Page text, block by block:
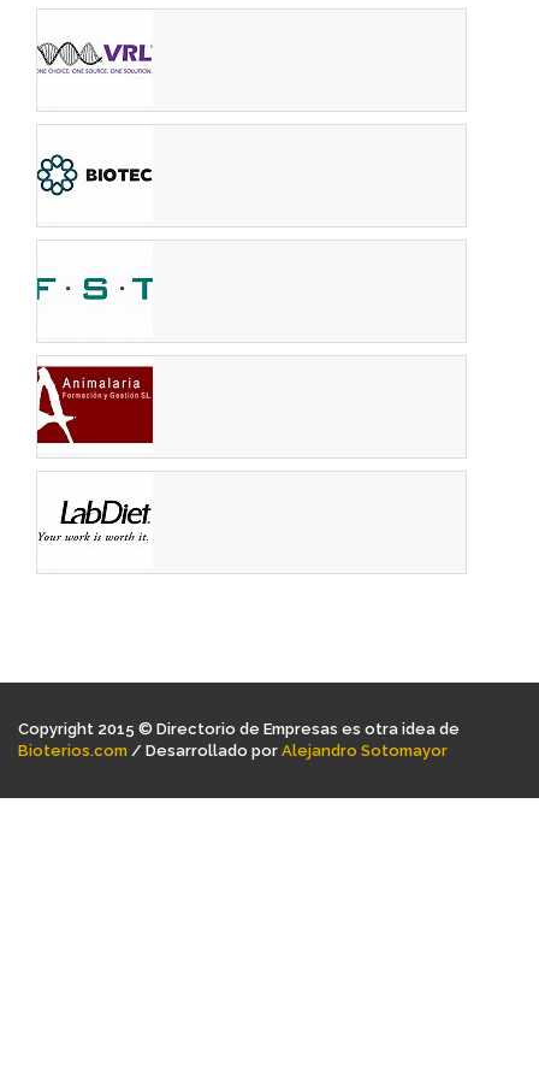
Copyright 2015 © Directorio de Empresas es otra idea de
Bioterios.com / Desarrollado por Alejandro Sotomayor